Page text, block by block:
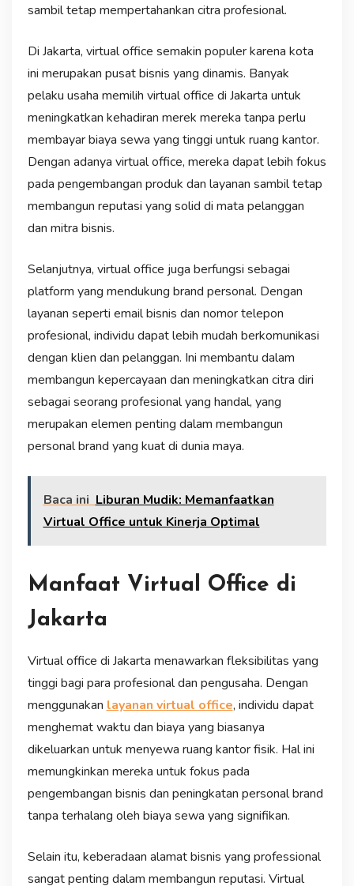
sambil tetap mempertahankan citra profesional.
Di Jakarta, virtual office semakin populer karena kota
ini merupakan pusat bisnis yang dinamis. Banyak
pelaku usaha memilih virtual office di Jakarta untuk
meningkatkan kehadiran merek mereka tanpa perlu
membayar biaya sewa yang tinggi untuk ruang kantor.
Dengan adanya virtual office, mereka dapat lebih fokus
pada pengembangan produk dan layanan sambil tetap
membangun reputasi yang solid di mata pelanggan
dan mitra bisnis.
Selanjutnya, virtual office juga berfungsi sebagai
platform yang mendukung brand personal. Dengan
layanan seperti email bisnis dan nomor telepon
profesional, individu dapat lebih mudah berkomunikasi
dengan klien dan pelanggan. Ini membantu dalam
membangun kepercayaan dan meningkatkan citra diri
sebagai seorang profesional yang handal, yang
merupakan elemen penting dalam membangun
personal brand yang kuat di dunia maya.
Baca ini Liburan Mudik: Memanfaatkan
Virtual Office untuk Kinerja Optimal
Manfaat Virtual Office di
Jakarta
Virtual office di Jakarta menawarkan fleksibilitas yang
tinggi bagi para profesional dan pengusaha. Dengan
menggunakan layanan virtual office, individu dapat
menghemat waktu dan biaya yang biasanya
dikeluarkan untuk menyewa ruang kantor fisik. Hal ini
memungkinkan mereka untuk fokus pada
pengembangan bisnis dan peningkatan personal brand
tanpa terhalang oleh biaya sewa yang signifikan.
Selain itu, keberadaan alamat bisnis yang professional
sangat penting dalam membangun reputasi. Virtual